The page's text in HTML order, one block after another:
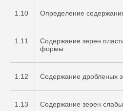
1.10 Определение
1.11
Содержание зерен
формы
1.12 Содержание дробленых
1.13 Содержание зерен